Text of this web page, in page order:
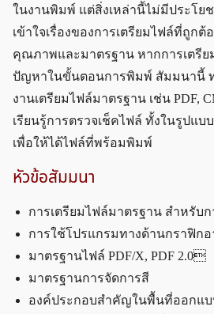
ในงานพิมพ์ แต่สิ่งเหล่านี้ไม่มีประโย
เข้าใจเรื่องของการเตรียมไฟล์ที่ถูก
คุณภาพและมาตรฐาน หากการเตรีย
ปัญหาในขั้นตอนการพิมพ์ สัมมนานี้ ท่
งานเตรียมไฟล์มาตรฐาน เช่น PDF,
เรียนรู้การตรวจเช็คไฟล์ ทั้งในรูปแบบ
เพื่อให้ได้ไฟล์ที่พร้อมพิมพ์
หัวข้อสัมมนา
การเตรียมไฟล์มาตรฐาน สำหรับ
การใช้โปรแกรมทางด้านกราฟิกอ
มาตรฐานไฟล์ PDF/X, PDF 2.0
มาตรฐานการจัดการสี
องค์ประกอบสำคัญในพื้นที่ออกแ